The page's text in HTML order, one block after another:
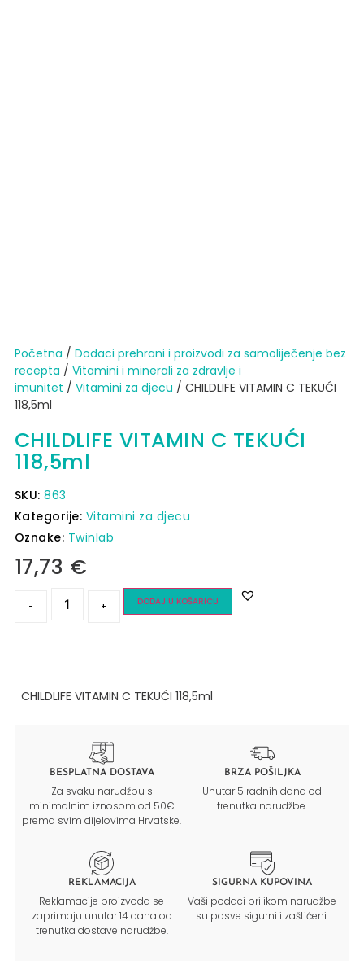
Početna / Dodaci prehrani i proizvodi za samoliječenje bez
recepta / Vitamini i minerali za zdravlje i
imunitet / Vitamini za djecu / CHILDLIFE VITAMIN C TEKUĆI
118,5ml
CHILDLIFE VITAMIN C TEKUĆI
118,5ml
SKU:863
Kategorije: Vitamini za djecu
Oznake: Twinlab
17,73 €
- + DODAJ U KOŠARICU
CHILDLIFE VITAMIN C TEKUĆI 118,5ml
BESPLATNA DOSTAVA
Za svaku narudžbu s
minimalnim iznosom od 50€
prema svim dijelovima Hrvatske.
BRZA POŠILJKA
Unutar 5 radnih dana od
trenutka narudžbe.
REKLAMACIJA
Reklamacije proizvoda se
zaprimaju unutar 14 dana od
trenutka dostave narudžbe.
SIGURNA KUPOVINA
Vaši podaci prilikom narudžbe
su posve sigurni i zaštićeni.